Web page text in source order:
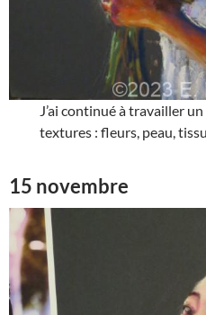
J’ai continué à travailler
textures : fleurs, peau,
15 novembre